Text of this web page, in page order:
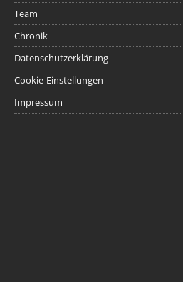
Team
Chronik
Datenschutzerklärung
Cookie-Einstellungen
Impressum